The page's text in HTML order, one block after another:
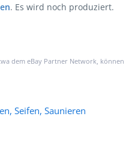
. Es wird noch produziert.
dem eBay Partner Network, können
Seifen, Saunieren